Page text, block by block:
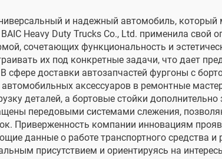
и надежный автомобиль,
Heavy Duty Trucks Co., Ltd. применила
сочетающих функциональность и
их под конкретные задачи, что дает
сфере доставки автозапчастей фургоны с
автомобильных аксессуаров в ремонтные
деталей, а бортовые стойки
передовыми системами слежения,
Приверженность компании инновациям
данные о работе транспортного средства
присутствием и ориентируясь на